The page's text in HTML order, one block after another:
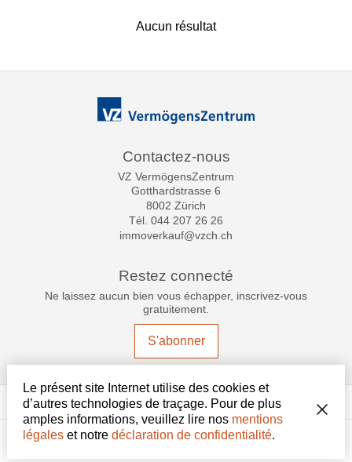
Aucun résultat
Contactez-nous
VZ VermögensZentrum
Gotthardstrasse 6
8002 Zürich
Tél.
044 207 26 26
immoverkauf@vzch.ch
Restez connecté
Ne laissez aucun bien vous échapper, inscrivez-vous
gratuitement.
S'abonner
Logiciel Immomig® 2004-2026 par IMMOMIG SA | Tous droits réservés |
Nos annonces surdreamo.ch
Le présent site Internet utilise des cookies et
d’autres technologies de traçage. Pour de plus
amples informations, veuillez lire nos mentions
légaleset notre déclaration de confidentialité.